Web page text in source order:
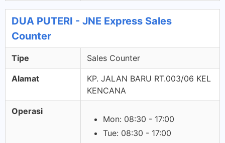
DUA PUTERI - JNE Express Sales
Counter
Tipe Sales Counter
Alamat
KP. JALAN BARU RT.003/06 KEL
KENCANA
Operasi
Mon: 08:30 - 17:00
Tue: 08:30 - 17:00